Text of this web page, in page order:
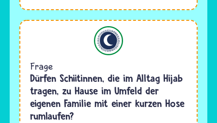
Frage
Dürfen Schiitinnen, die im Alltag Hijab
tragen, zu Hause im Umfeld der
eigenen Familie mit einer kurzen Hose
rumlaufen?